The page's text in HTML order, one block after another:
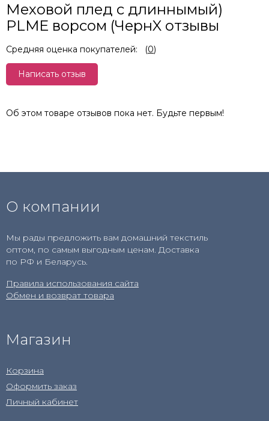
Меховой плед с длиннымый)
PLME ворсом (ЧернX отзывы
Средняя оценка покупателей: (0)
Написать отзыв
Об этом товаре отзывов пока нет. Будьте первым!
О компании
Мы рады предложить вам домашний текстиль
оптом, по самым выгодным ценам. Доставка
по РФ и Беларусь.
Правила использования сайта
Обмен и возврат товара
Магазин
Корзина
Оформить заказ
Личный кабинет